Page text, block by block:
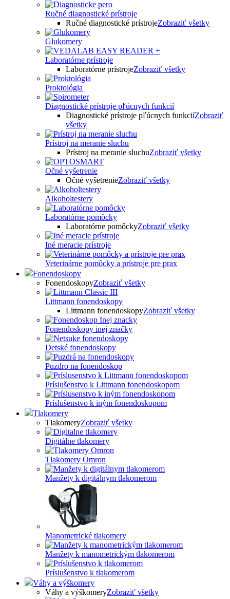
Ručné diagnostické prístroje
Ručné diagnostické prístrojeZobraziť všetky
Glukomery
Laboratórne prístroje
Laboratórne prístrojeZobraziť všetky
Proktológia
Diagnostické prístroje pľúcnych funkcií
Diagnostické prístroje pľúcnych funkciíZobraziť
všetky
Prístroj na meranie sluchu
Prístroj na meranie sluchuZobraziť všetky
Očné vyšetrenie
Očné vyšetrenieZobraziť všetky
Alkoholtestery
Laboratórne pomôcky
Laboratórne pomôckyZobraziť všetky
Iné meracie prístroje
Veterinárne pomôcky a prístroje pre prax
Fonendoskopy
FonendoskopyZobraziť všetky
Littmann fonendoskopy
Littmann fonendoskopyZobraziť všetky
Fonendoskopy inej značky
Detské fonendoskopy
Puzdro na fonendoskop
Príslušenstvo k Littmann fonendoskopom
Príslušenstvo k iným fonendoskopom
Tlakomery
TlakomeryZobraziť všetky
Digitálne tlakomery
Tlakomery Omron
Manžety k digitálnym tlakomerom
Manometrické tlakomery
Manžety k manometrickým tlakomerom
Príslušenstvo k tlakomerom
Váhy a výškomery
Váhy a výškomeryZobraziť všetky